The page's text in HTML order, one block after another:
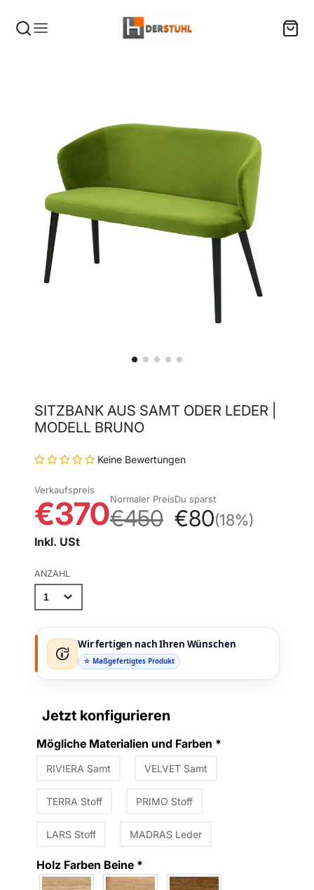
SITZBANK AUS SAMT ODER LEDER |
MODELL BRUNO
Keine Bewertungen
Verkaufspreis
€370Normaler Preis
€450
Du sparst
€80(18%)
Inkl. USt
ANZAHL
Wir fertigen nach Ihren Wünschen
☆ Maßgefertigtes Produkt
Jetzt konfigurieren
Mögliche Materialien und Farben *
RIVIERA Samt VELVET Samt
TERRA Stoff PRIMO Stoff
LARS Stoff MADRAS Leder
Holz Farben Beine *